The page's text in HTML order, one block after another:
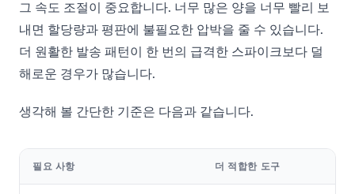
그 속도 조절이 중요합니다. 너무 많은 양을 너무 빨리 보
내면 할당량과 평판에 불필요한 압박을 줄 수 있습니다.
더 원활한 발송 패턴이 한 번의 급격한 스파이크보다 덜
해로운 경우가 많습니다.
생각해 볼 간단한 기준은 다음과 같습니다.
필요 사항 더 적합한 도구